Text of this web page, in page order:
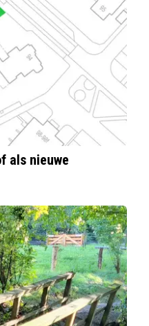
als nieuwe